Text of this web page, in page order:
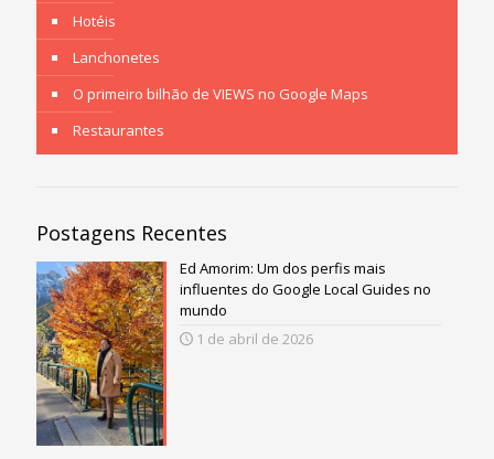
Hotéis
Lanchonetes
O primeiro bilhão de VIEWS no Google Maps
Restaurantes
Postagens Recentes
Ed Amorim: Um dos perfis mais
influentes do Google Local Guides no
mundo
1 de abril de 2026